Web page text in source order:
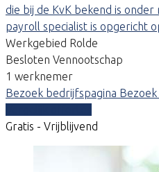
die bij de KvK bekend is
payroll specialist is opgericht
Werkgebied Rolde
Besloten Vennootschap
1 werknemer
Bezoek bedrijfspagina
Gratis - Vrijblijvend